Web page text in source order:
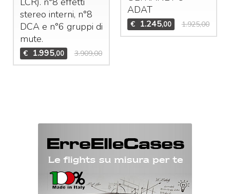
stereo interni, n°8
DCAe n°6 gruppi di
mute.
€ 1.995,00 3.909,00
ADAT
€ 1.245,00 1.925,00